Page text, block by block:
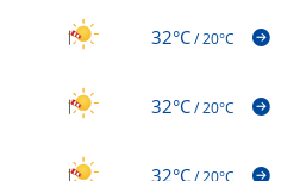
32°C/20°C
32°C/20°C
32°C